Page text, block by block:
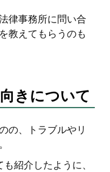
律事務所に問い合
教えてもらうのも
きについて
の、トラブルやリ
紹介したように、